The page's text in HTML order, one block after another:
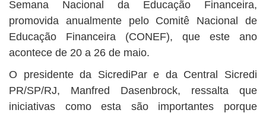
Semana Nacional da Educação Financeira,
promovida anualmente pelo Comitê Nacional de
Educação Financeira (CONEF), que este ano
acontece de 20 a 26 de maio.
O presidente da SicrediPar e da Central Sicredi
PR/SP/RJ, Manfred Dasenbrock, ressalta que
iniciativas como esta são importantes porque